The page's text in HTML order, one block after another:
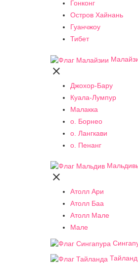
Гонконг
Остров Хайнань
Гуанчжоу
Тибет

Джохор-Бару
Куала-Лумпур
Малакка
о. Борнео
о. Лангкави
о. Пенанг

Атолл Ари
Атолл Баа
Атолл Мале
Мале
Тайланд